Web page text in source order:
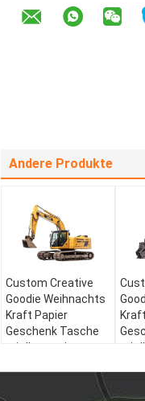
Andere Produkte
Custom Creative
Goodie Weihnachts
Kraft Papier
Geschenk Tasche
mit Ihrem eigenen
mit